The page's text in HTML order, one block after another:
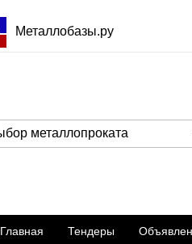
Металлобазы.ру
Главная Тендеры